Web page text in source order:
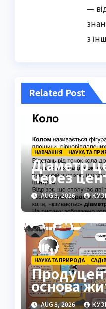
—
з
Related Post
НАВЧАННЯ НАУКА ТА
Діаметр
через
AUG 9, 2026
НАУКА ТА ПРИРОДА
основа
Землі:
AUG 8, 2026